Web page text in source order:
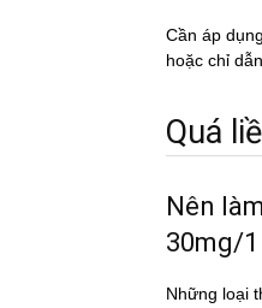
Cần áp
hoặc chỉ
Quá
Nên
30mg/1
Những loại